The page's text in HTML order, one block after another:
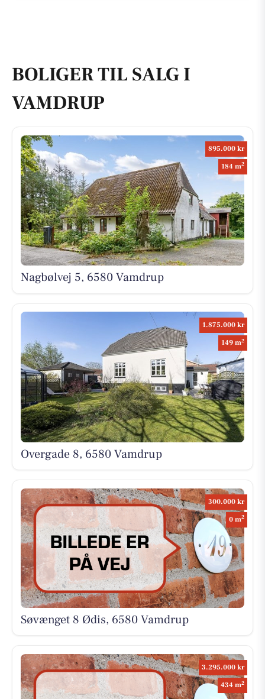
BOLIGER TIL SALG I
VAMDRUP
895.000 kr
184 m2
Nagbølvej 5, 6580 Vamdrup
1.875.000 kr
149 m2
Overgade 8, 6580 Vamdrup
300.000 kr
0 m2
Søvænget 8 Ødis, 6580 Vamdrup
3.295.000 kr
434 m2